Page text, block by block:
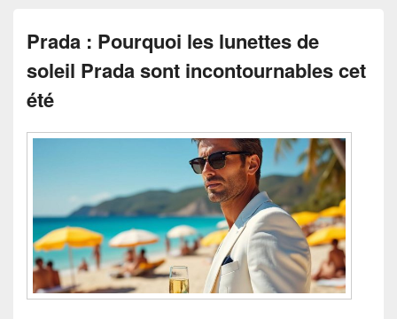
Prada : Pourquoi les lunettes de
soleil Prada sont incontournables cet
été